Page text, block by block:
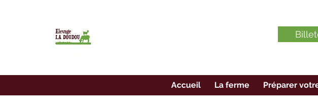
Accueil La ferme Préparer